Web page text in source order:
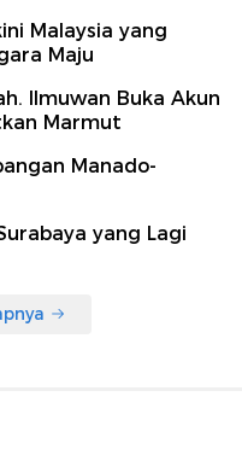
Malaysia yang
Maju
Ilmuwan Buka Akun
Marmut
Manado-
yang Lagi